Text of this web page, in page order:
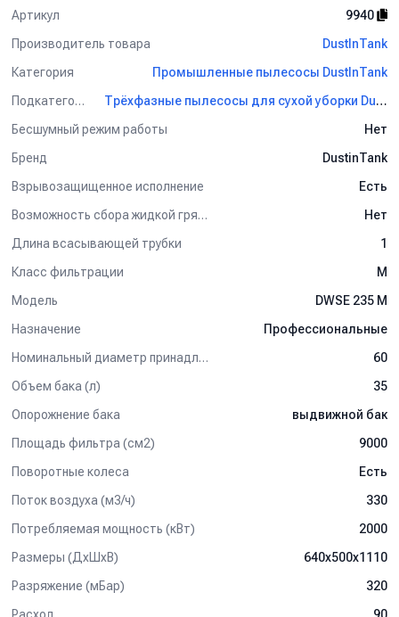
статора производится дополнительным воздушным
потоком.
ВНИМАНИЕ!
Данный пылесос изначально поставляется без
предстоящих работ!
Артикул
9940
Производитель товара
DustInTank
Категория
Промышленные пылесосы DustInTank
Подкатегория
Трёхфазные пылесосы для сухой уборки DustInTank
Бесшумный режим работы
Нет
Бренд
DustinTank
Взрывозащищенное исполнение
Есть
Возможность сбора жидкой грязи
Нет
Длина всасывающей трубки
1
Класс фильтрации
M
Модель
DWSE 235 M
Назначение
Профессиональные
Номинальный диаметр принадлежностей, мм
60
Объем бака (л)
35
Опорожнение бака
выдвижной бак
Площадь фильтра (см2)
9000
Поворотные колеса
Есть
Поток воздуха (м3/ч)
330
Потребляемая мощность (кВт)
2000
Размеры (ДхШхВ)
640х500х1110
Разряжение (мБар)
320
Расход